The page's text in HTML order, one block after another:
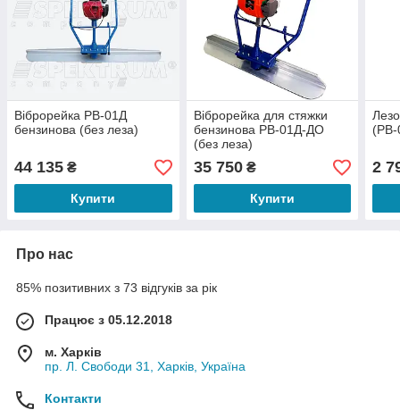
Віброрейка РВ-01Д
бензинова (без леза)
44 135 ₴
Купити
Віброрейка для стяжки
бензинова РВ-01Д-ДО
(без леза)
35 750₴
Купити
(РВ-
2
Про нас
85% позитивних з 73 відгуків за рік
Працює з 05.12.2018
м. Харків
пр. Л. Свободи 31, Харків, Україна
Контакти